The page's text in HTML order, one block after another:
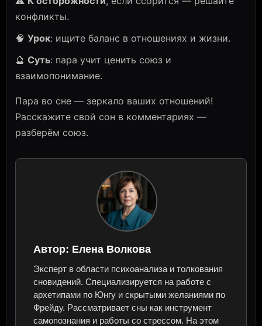
конфликты.
🧠 Урок: ищите баланс в отношениях и жизни.
🔮 Суть: пара учит ценить союз и
взаимопонимание.
Пара во сне — зеркало ваших отношений!
Расскажите свой сон в комментариях —
разберём союз.
Автор: Елена Волкова
Эксперт в области психоанализа и толкования
сновидений. Специализируется на работе с
архетипами по Юнгу и скрытыми желаниями по
Фрейду. Рассматривает сны как инструмент
самопознания и работы со стрессом. На этом